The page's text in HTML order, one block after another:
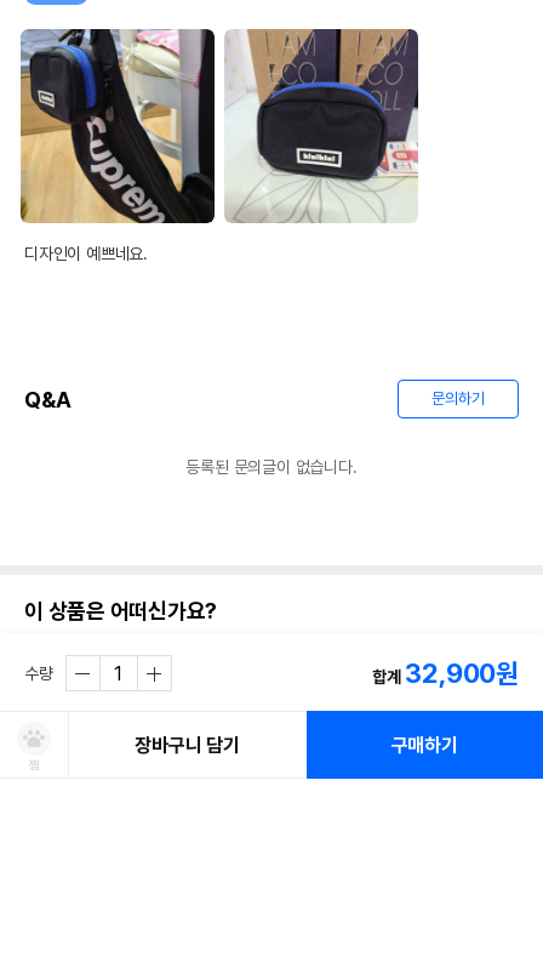
디자인이 예쁘네요.
Q&A 문의하기
등록된 문의글이 없습니다.
이 상품은 어떠신가요?
수량 합계 32,900원
찜
장바구니 담기 구매하기